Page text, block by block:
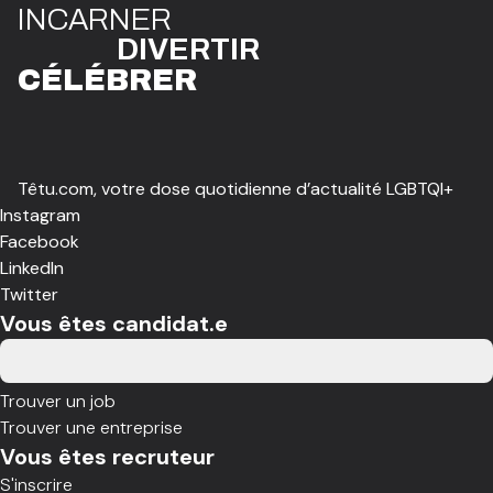
INCARNER
DIVERTIR
CÉLÉBRER
Têtu.com, votre dose quotidienne d’actualité LGBTQI+
Instagram
Facebook
LinkedIn
Twitter
Vous êtes candidat.e
Trouver un job
Trouver une entreprise
Vous êtes recruteur
S'inscrire